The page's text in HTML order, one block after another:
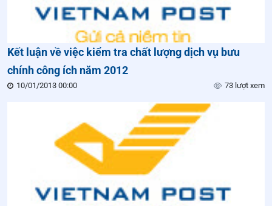
Kết luận về việc kiểm tra chất lượng dịch vụ bưu
chính công ích năm 2012
10/01/2013 00:00 73 lượt xem